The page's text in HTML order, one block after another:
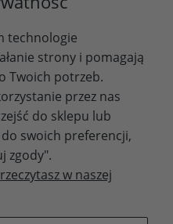
Zapisz się
technologie
strony i pomagają
Twoich potrzeb.
przez nas
do sklepu lub
swoich preferencji,
zgody".
w naszej